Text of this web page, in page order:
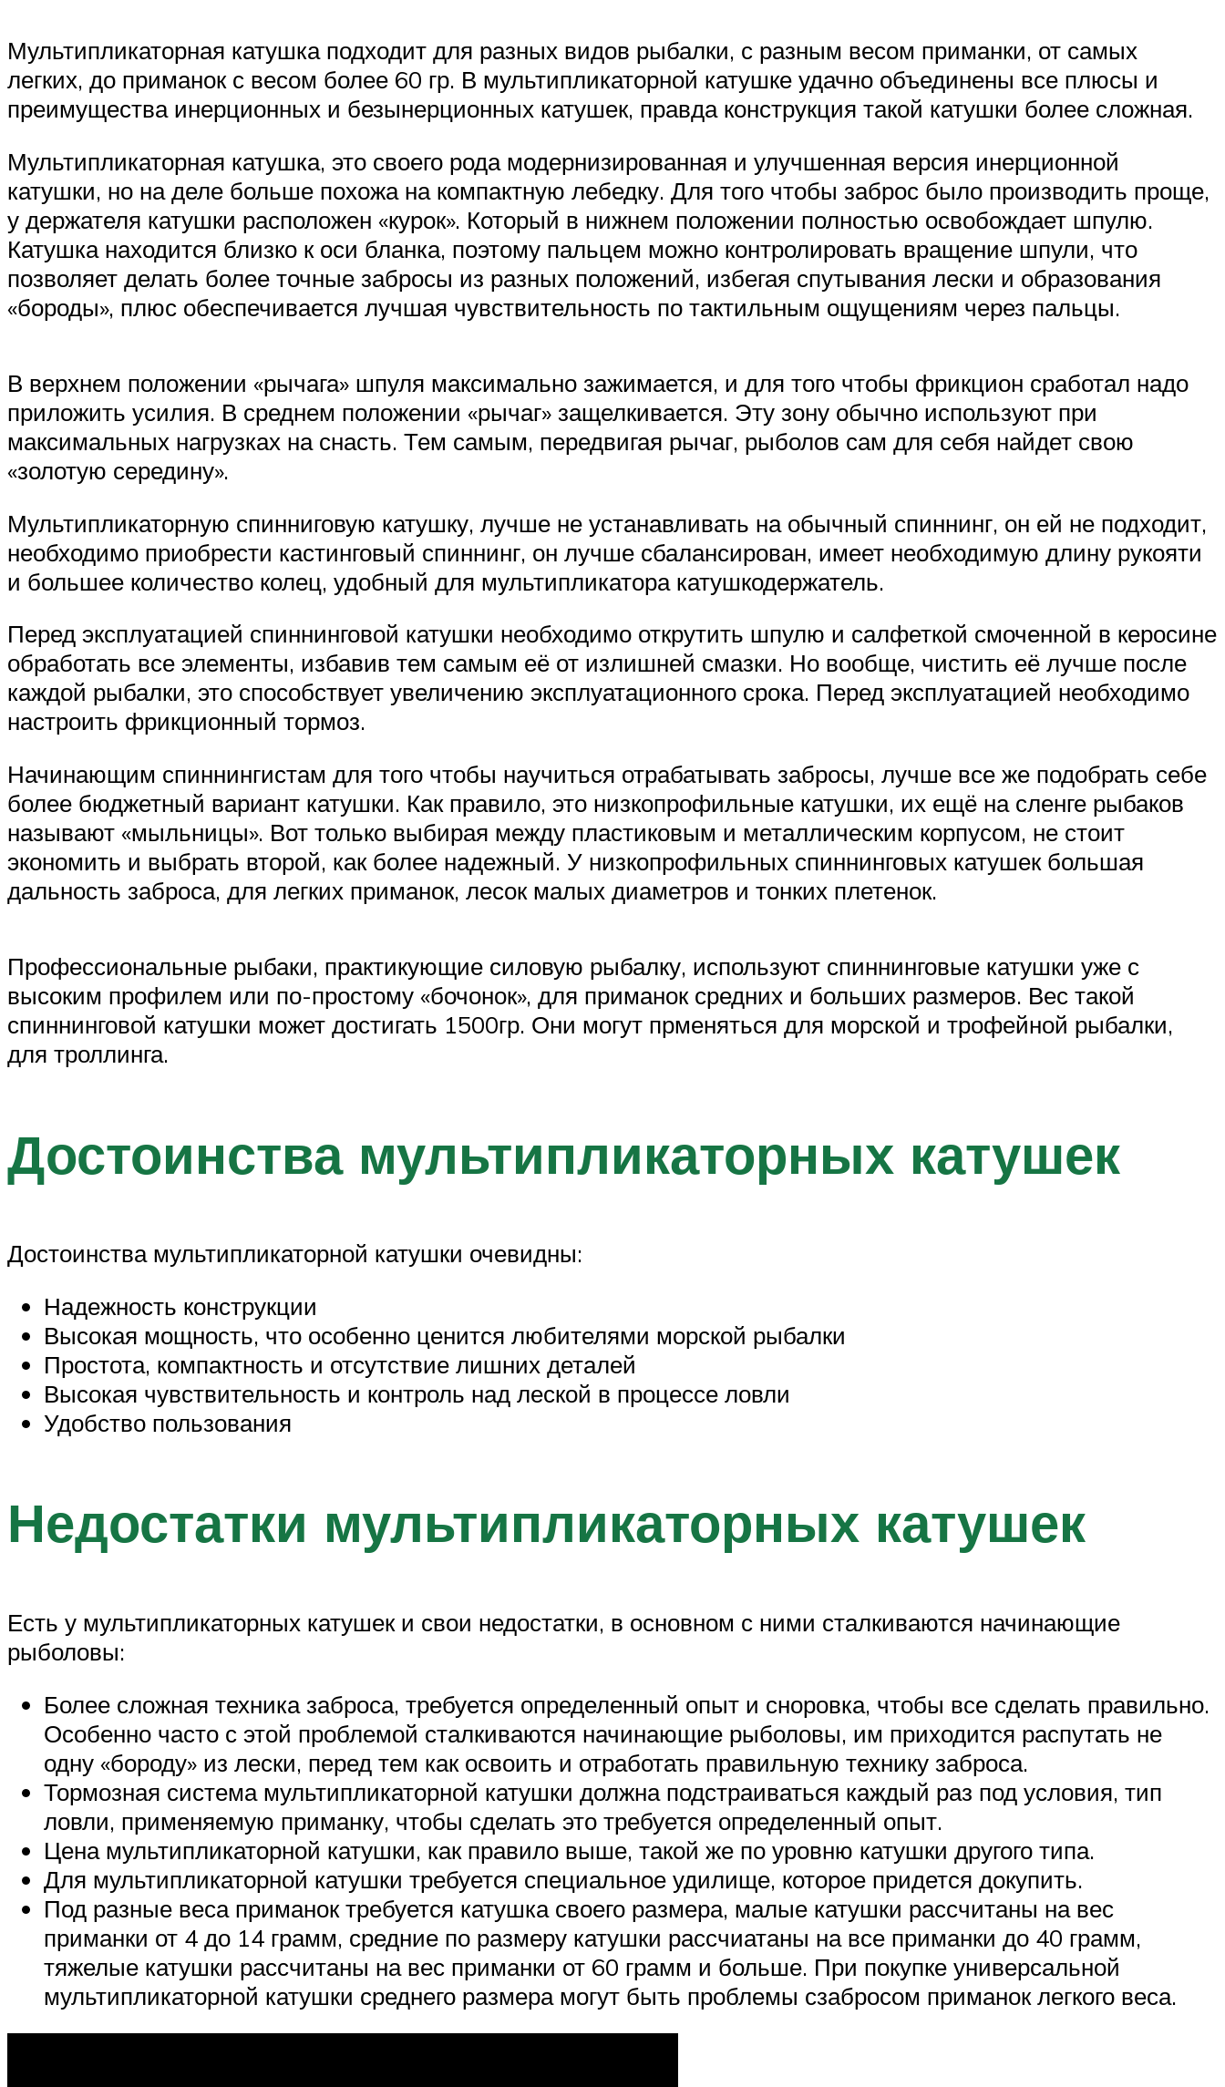
Мультипликаторная катушка подходит для разных видов рыбалки, с разным весом приманки, от самых
легких, до приманок с весом более 60 гр. В мультипликаторной катушке удачно объединены все плюсы и
преимущества инерционных и безынерционных катушек, правда конструкция такой катушки более сложная.
Мультипликаторная катушка, это своего рода модернизированная и улучшенная версия инерционной
катушки, но на деле больше похожа на компактную лебедку. Для того чтобы заброс было производить проще,
у держателя катушки расположен «курок». Который в нижнем положении полностью освобождает шпулю.
Катушка находится близко к оси бланка, поэтому пальцем можно контролировать вращение шпули, что
позволяет делать более точные забросы из разных положений, избегая спутывания лески и образования
«бороды», плюс обеспечивается лучшая чувствительность по тактильным ощущениям через пальцы.
В верхнем положении «рычага» шпуля максимально зажимается, и для того чтобы фрикцион сработал надо
приложить усилия. В среднем положении «рычаг» защелкивается. Эту зону обычно используют при
максимальных нагрузках на снасть. Тем самым, передвигая рычаг, рыболов сам для себя найдет свою
«золотую середину».
Мультипликаторную спинниговую катушку, лучше не устанавливать на обычный спиннинг, он ей не подходит,
необходимо приобрести кастинговый спиннинг, он лучше сбалансирован, имеет необходимую длину рукояти
и большее количество колец, удобный для мультипликатора катушкодержатель.
Перед эксплуатацией спиннинговой катушки необходимо открутить шпулю и салфеткой смоченной в керосине
обработать все элементы, избавив тем самым её от излишней смазки. Но вообще, чистить её лучше после
каждой рыбалки, это способствует увеличению эксплуатационного срока. Перед эксплуатацией необходимо
настроить фрикционный тормоз.
Начинающим спиннингистам для того чтобы научиться отрабатывать забросы, лучше все же подобрать себе
более бюджетный вариант катушки. Как правило, это низкопрофильные катушки, их ещё на сленге рыбаков
называют «мыльницы». Вот только выбирая между пластиковым и металлическим корпусом, не стоит
экономить и выбрать второй, как более надежный. У низкопрофильных спиннинговых катушек большая
дальность заброса, для легких приманок, лесок малых диаметров и тонких плетенок.
Профессиональные рыбаки, практикующие силовую рыбалку, используют спиннинговые катушки уже с
высоким профилем или по-простому «бочонок», для приманок средних и больших размеров. Вес такой
спиннинговой катушки может достигать 1500гр. Они могут прменяться для морской и трофейной рыбалки,
для троллинга.
Достоинства мультипликаторных катушек
Достоинства мультипликаторной катушки очевидны:
Надежность конструкции
Высокая мощность, что особенно ценится любителями морской рыбалки
Простота, компактность и отсутствие лишних деталей
Высокая чувствительность и контроль над леской в процессе ловли
Удобство пользования
Недостатки мультипликаторных катушек
Есть у мультипликаторных катушек и свои недостатки, в основном с ними сталкиваются начинающие
рыболовы:
Более сложная техника заброса, требуется определенный опыт и сноровка, чтобы все сделать правильно.
Особенно часто с этой проблемой сталкиваются начинающие рыболовы, им приходится распутать не
одну «бороду» из лески, перед тем как освоить и отработать правильную технику заброса.
Тормозная система мультипликаторной катушки должна подстраиваться каждый раз под условия, тип
ловли, применяемую приманку, чтобы сделать это требуется определенный опыт.
Цена мультипликаторной катушки, как правило выше, такой же по уровню катушки другого типа.
Для мультипликаторной катушки требуется специальное удилище, которое придется докупить.
Под разные веса приманок требуется катушка своего размера, малые катушки рассчитаны на вес
приманки от 4 до 14 грамм, средние по размеру катушки рассчиатаны на все приманки до 40 грамм,
тяжелые катушки рассчитаны на вес приманки от 60 грамм и больше. При покупке универсальной
мультипликаторной катушки среднего размера могут быть проблемы сзабросом приманок легкого веса.